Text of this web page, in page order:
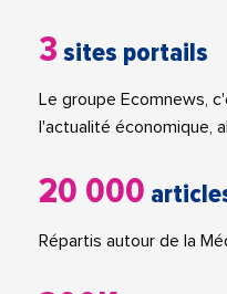
3 sites portails
Le groupe Ecomnews,
l'actualité économique,
20 000
Répartis autour de la